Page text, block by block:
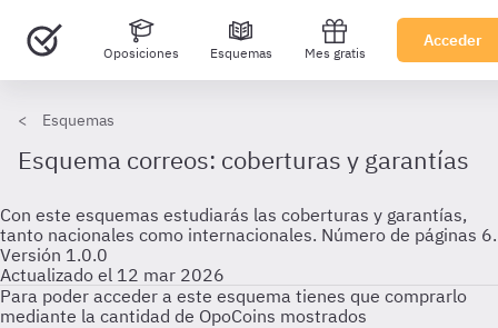
Oposiciones Esquemas Mes gratis
Acceder
Esquemas
Esquema correos: coberturas y garantías
Con este esquemas estudiarás las coberturas y garantías,
tanto nacionales como internacionales. Número de páginas 6.
Versión 1.0.0
Actualizado el 12 mar 2026
Para poder acceder a este esquema tienes que comprarlo
mediante la cantidad de OpoCoins mostrados